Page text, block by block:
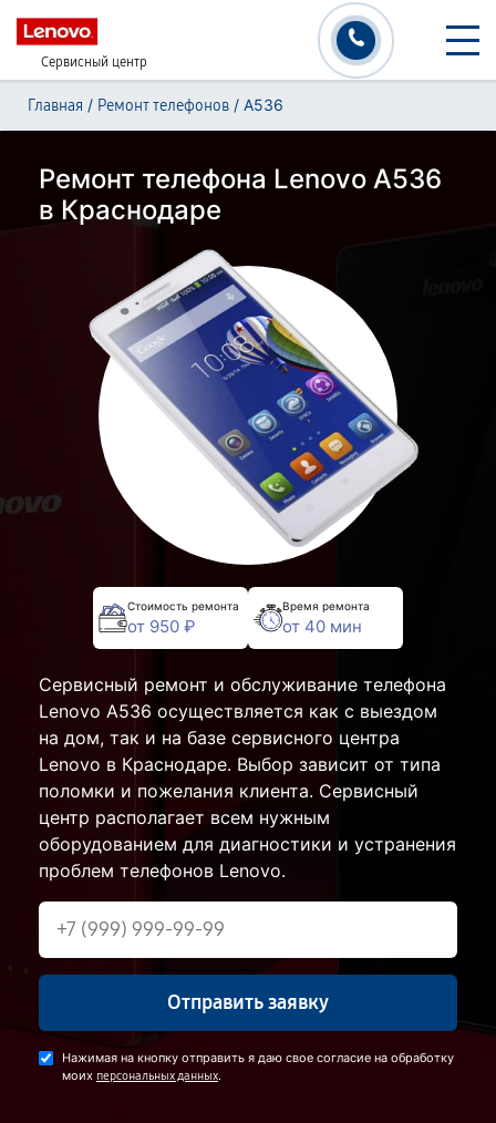
Сервисный центр
Главная / Ремонт телефонов / A536
Ремонт телефона Lenovo A536
в Краснодаре
Стоимость ремонта
от 950 ₽
Время ремонта
от 40 мин
Сервисный ремонт и обслуживание телефона
Lenovo A536 осуществляется как с выездом
на дом, так и на базе сервисного центра
Lenovo в Краснодаре. Выбор зависит от типа
поломки и пожелания клиента. Сервисный
центр располагает всем нужным
оборудованием для диагностики и устранения
проблем телефонов Lenovo.
Отправить заявку
Нажимая на кнопку отправить я даю свое согласие на обработку
моих персональных данных.